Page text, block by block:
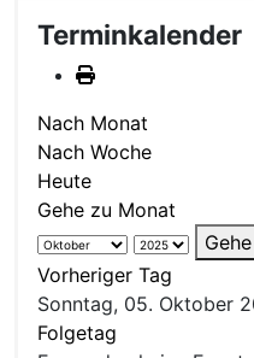
Terminkalender
Nach Monat
Nach Woche
Heute
Gehe zu Monat
Vorheriger Tag
Sonntag, 05. Oktober
Folgetag